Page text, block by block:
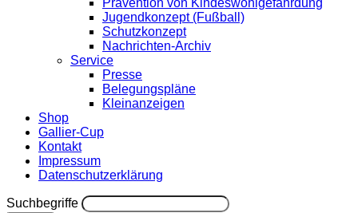
Jugendkonzept (Fußball)
Schutzkonzept
Nachrichten-Archiv
Service
Presse
Belegungspläne
Kleinanzeigen
Shop
Gallier-Cup
Kontakt
Impressum
Datenschutzerklärung
Suchbegriffe